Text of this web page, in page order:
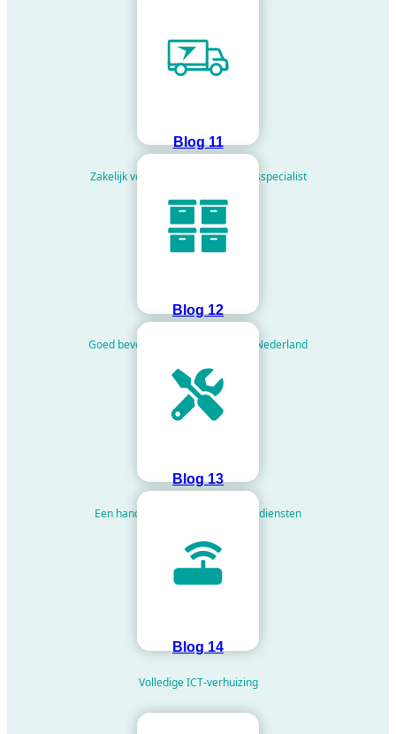
Blog 11
Zakelijk verhuizen met een verhuisspecialist
Blog 12
Goed beveiligde opslag door heel Nederland
Blog 13
Een handyman voor de facilitaire diensten
Blog 14
Volledige ICT-verhuizing